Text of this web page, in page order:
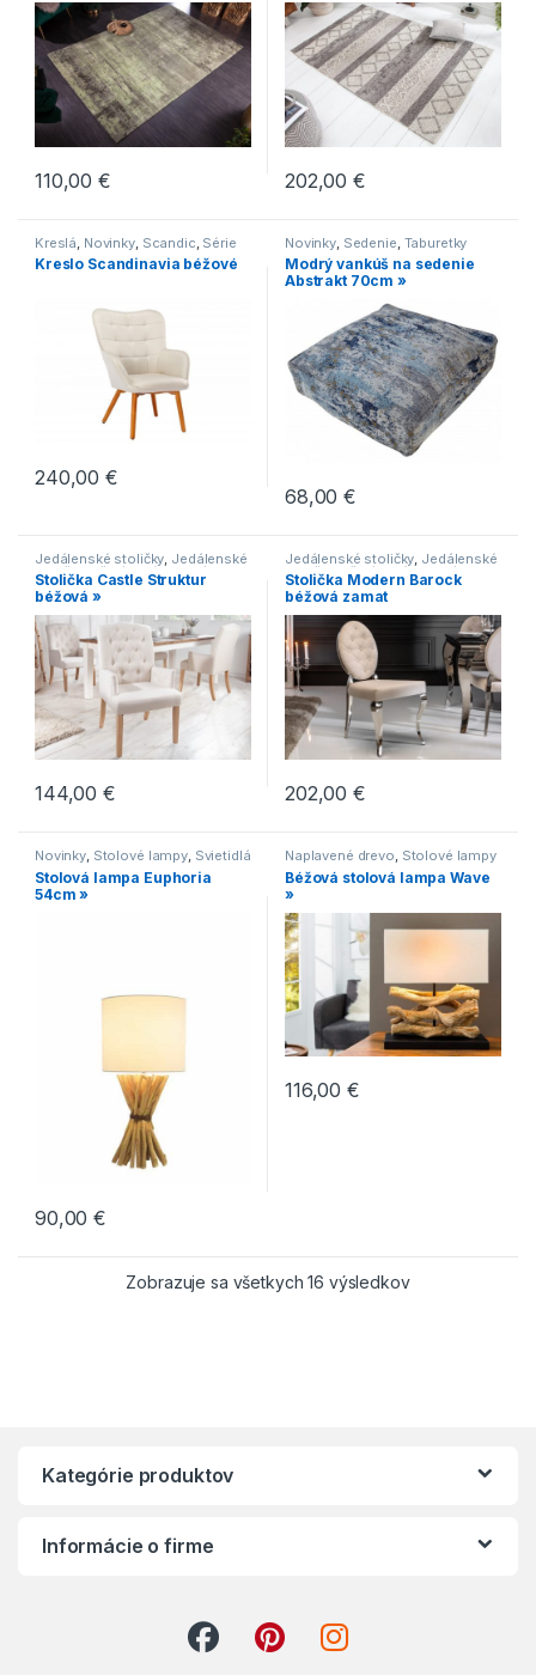
110,00€ 202,00€
Kreslá Novinky, Scandic Série
Kreslo Scandinavia béžové
240,00€
Novinky Sedenie Taburetky
Modrý vankúš na sedenie
Abstrakt 70cm »
68,00€
Jedálenské stoličky Jedálenské
stoličky s čalúneným sedákom
Jedálenské stoličky s drevenou
podnožou
stoličky vo vidieckom štýle ,
Novinky,Stoličky
Stolička Castle Struktur
béžová »
144,00€
Jedálenské stoličky Jedálenské
stoličky s čalúneným sedákom
Jedálenské stoličky v
modernom štýle
Stolička Modern Barock
béžová zamat
202,00€
Novinky, Stolové lampy, Svietidlá
Stolová lampa Euphoria
54cm »
90,00€
Naplavené drevo, Stolové lampy
Béžová stolová lampa Wave
»
116,00€
Zobrazuje sa všetkych 16 výsledkov
Kategórie produktov
Informácie o firme